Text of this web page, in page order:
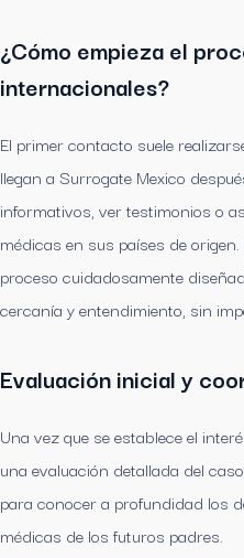
¿Cómo empieza el
internacionales?
El primer contacto suele
llegan a Surrogate Mexico
informativos, ver testimonios o
médicas en sus países de
proceso cuidadosamente
cercanía y entendimiento, sin
Evaluación inicial y
Una vez que se establece el
una evaluación detallada del
para conocer a profundidad los
médicas de los futuros padres.